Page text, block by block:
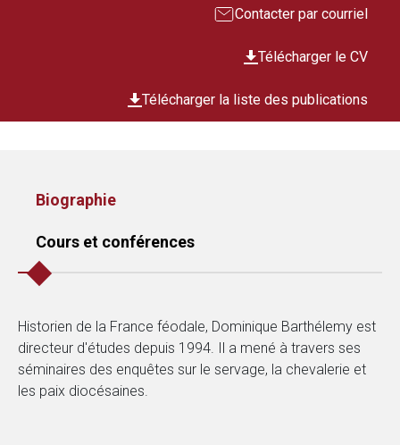
Contacter par courriel
Télécharger le CV
Télécharger la liste des publications
Biographie
Cours et conférences
Historien de la France féodale, Dominique Barthélemy est
directeur d'études depuis 1994. Il a mené à travers ses
séminaires des enquêtes sur le servage, la chevalerie et
les paix diocésaines.